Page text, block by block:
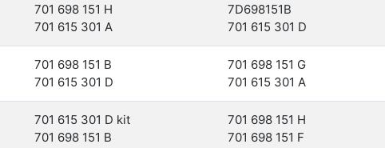
701 698 151 H 7D698151B
701 615 301 A 701 615 301 D
701 698 151 B 701 698 151 G
701 615 301 D 701 615 301 A
701 615 301 D kit 701 698 151 H
701 698 151 B 701 698 151 F